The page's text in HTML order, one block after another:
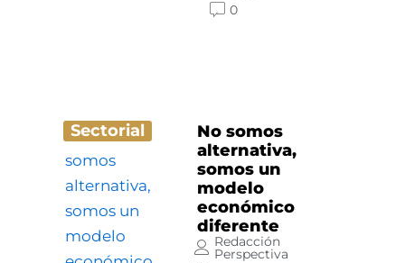
0
Sectorial
No somos
alternativa,
somos un
modelo
económico
diferente
Redacción
Perspectiva